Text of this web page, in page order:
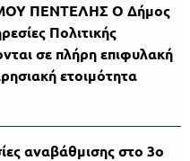
ΠΕΝΤΕΛΗΣ Ο Δήμος
Πολιτικής
σε πλήρη επιφυλακή
ετοιμότητα
αναβάθμισης στο 3ο